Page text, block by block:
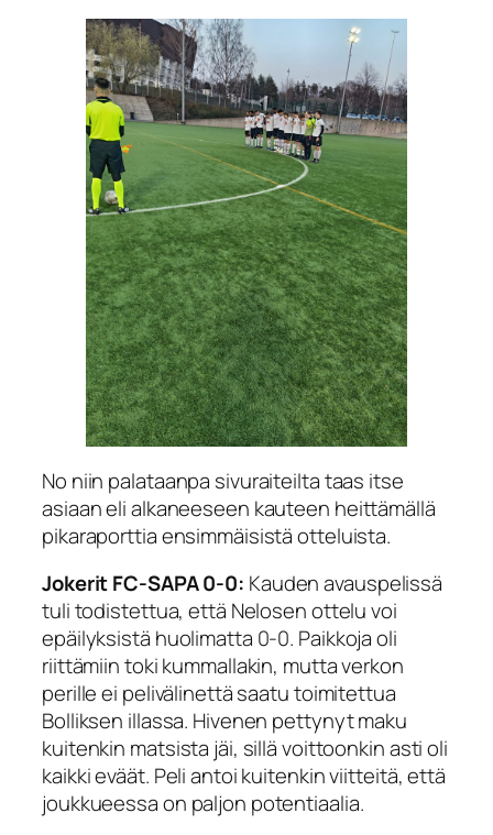
No niin palataanpa sivuraiteilta taas itse
asiaan eli alkaneeseen kauteen heittämällä
pikaraporttia ensimmäisistä otteluista.
Jokerit FC-SAPA 0-0: Kauden avauspelissä
tuli todistettua, että Nelosen ottelu voi
epäilyksistä huolimatta 0-0. Paikkoja oli
riittämiin toki kummallakin, mutta verkon
perille ei pelivälinettä saatu toimitettua
Bolliksen illassa. Hivenen pettynyt maku
kuitenkin matsista jäi, sillä voittoonkin asti oli
kaikki eväät. Peli antoi kuitenkin viitteitä, että
joukkueessa on paljon potentiaalia.